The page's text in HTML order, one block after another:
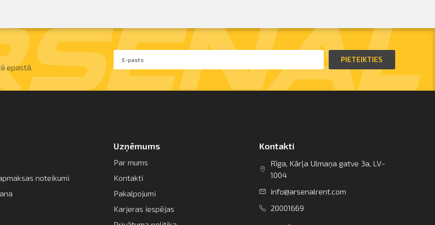
epastā.
PIETEIKTIES
noteikumi
Uzņēmums
Par mums
Kontakti
Pakalpojumi
Karjeras iespējas
Kontakti
Rīga, Kārļa Ulmaņa gatve 3a, LV-
1004
info@arsenalrent.com
20001669